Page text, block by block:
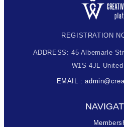
REGISTRATION
ADDRESS: 45 Albemarle
W1S 4JL
EMAIL :